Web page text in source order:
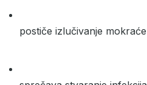
postiče izlučivanje mokraće